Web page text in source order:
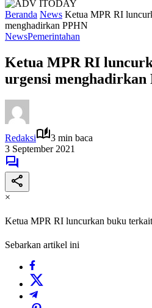
Beranda News Ketua MPR RI
menghadirkan PPHN
NewsPemerintahan
Ketua MPR RI
urgensi menghadirkan
Redaksi
3 min baca
3 September 2021
×
Ketua MPR RI luncurkan buku
Sebarkan artikel ini